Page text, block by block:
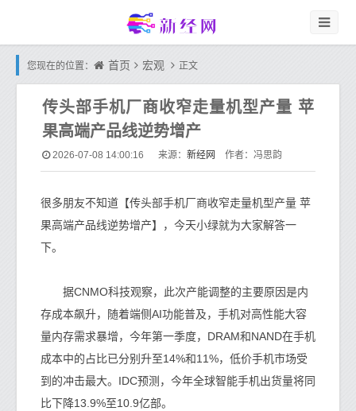
您现在的位置： 首页 宏观 正文
传头部手机厂商收窄走量机型产量 苹
果高端产品线逆势增产
2026-07-08 14:00:16 来源： 新经网 作者：冯思韵
很多朋友不知道【传头部手机厂商收窄走量机型产量 苹
果高端产品线逆势增产】，今天小绿就为大家解答一
下。
据CNMO科技观察，此次产能调整的主要原因是内
存成本飙升，随着端侧AI功能普及，手机对高性能大容
量内存需求暴增，今年第一季度，DRAM和NAND在手机
成本中的占比已分别升至14%和11%，低价手机市场受
到的冲击最大。IDC预测，今年全球智能手机出货量将同
比下降13.9%至10.9亿部。